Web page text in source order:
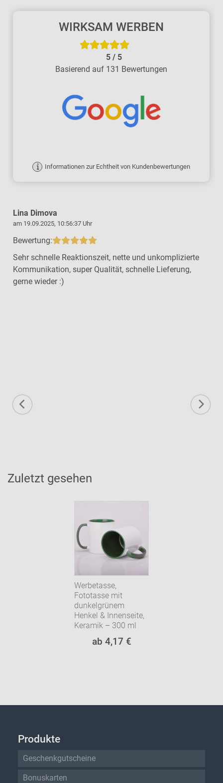
WIRKSAM WERBEN
5/ 5
Basierend auf 131 Bewertungen
Informationen zur Echtheit von Kundenbewertungen
Lina Dimova
am 19.09.2025, 10:56:37 Uhr
Bewertung:
Sehr schnelle Reaktionszeit, nette und unkomplizierte
Kommunikation, super Qualität, schnelle Lieferung,
gerne wieder :)
Zuletzt gesehen
Werbetasse,
Fototasse mit
dunkelgrünem
Henkel & Innenseite,
Keramik – 300 ml
ab 4,17 €
Produkte
Geschenkgutscheine
Bonuskarten